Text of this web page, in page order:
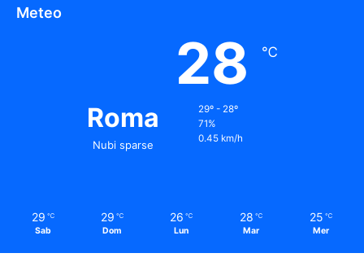
Meteo
Roma
Nubi sparse
28 ℃
29º - 28º
71%
0.45 km/h
29 ℃
Sab
29 ℃
Dom
26 ℃
Lun
28 ℃
Mar
25 ℃
Mer